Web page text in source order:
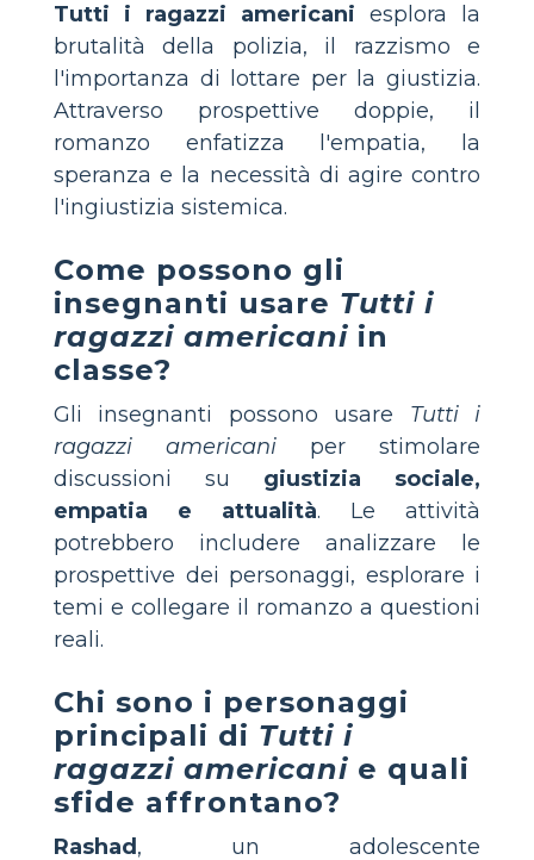
Tutti i ragazzi americani esplora la
brutalità della polizia, il razzismo e
l'importanza di lottare per la giustizia.
Attraverso prospettive doppie, il
romanzo enfatizza l'empatia, la
speranza e la necessità di agire contro
l'ingiustizia sistemica.
Come possono gli
insegnanti usare Tutti i
ragazzi americani in
classe?
Gli insegnanti possono usare Tutti i
ragazzi americani per stimolare
discussioni su giustizia sociale,
empatia e attualità. Le attività
potrebbero includere analizzare le
prospettive dei personaggi, esplorare i
temi e collegare il romanzo a questioni
reali.
Chi sono i personaggi
principali di Tutti i
ragazzi americani e quali
sfide affrontano?
Rashad , un adolescente